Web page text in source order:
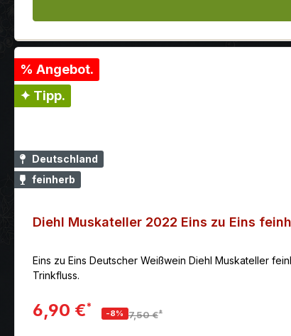
% Angebot.
✦ Tipp.
Deutschland
feinherb
Diehl Muskateller 2022 Eins zu Eins
Eins zu Eins Deutscher Weißwein Diehl Muskateller
Trinkfluss.
6,90 €*
-8% 7,50 €*